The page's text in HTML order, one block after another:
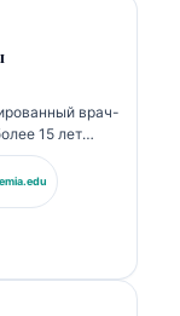
врач-
15 лет
главного
AI он
за
по